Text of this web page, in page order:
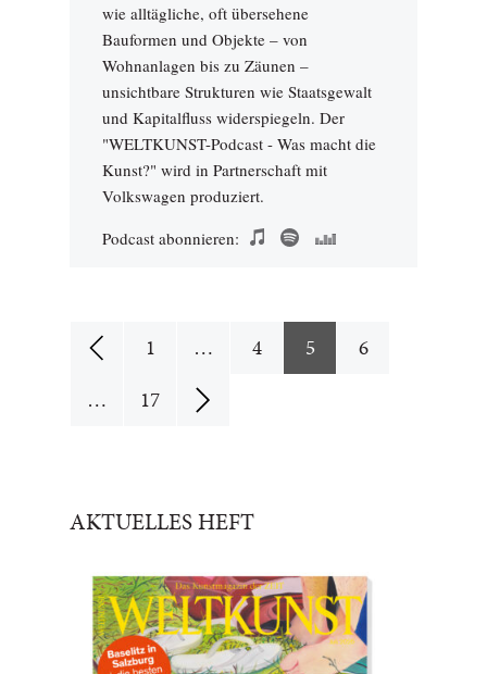
wie alltägliche, oft übersehene
Bauformen und Objekte – von
Wohnanlagen bis zu Zäunen –
unsichtbare Strukturen wie Staatsgewalt
und Kapitalfluss widerspiegeln. Der
"WELTKUNST-Podcast - Was macht die
Kunst?" wird in Partnerschaft mit
Volkswagen produziert.
Podcast abonnieren:
1 … 4 5
6
…
17
AKTUELLES HEFT